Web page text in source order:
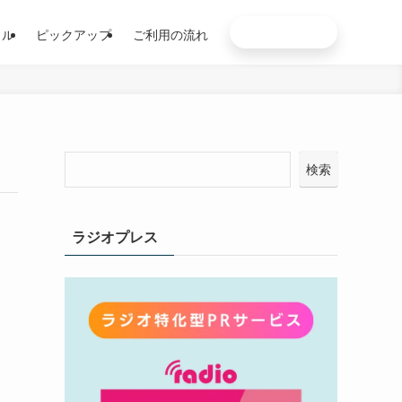
ピックアップ ご利用の流れ
検索
ラジオプレス